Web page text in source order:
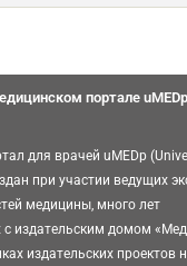
портале uMEDp
для врачей uMEDp
при участии ведущих
медицины, много лет
издательским домом
издательских проектов